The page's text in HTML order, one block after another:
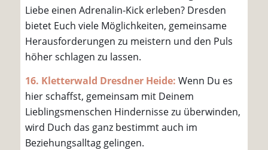
Liebe einen Adrenalin-Kick erleben? Dresden
bietet Euch viele Möglichkeiten, gemeinsame
Herausforderungen zu meistern und den Puls
höher schlagen zu lassen.
16. Kletterwald Dresdner Heide: Wenn Du es
hier schaffst, gemeinsam mit Deinem
Lieblingsmenschen Hindernisse zu überwinden,
wird Duch das ganz bestimmt auch im
Beziehungsalltag gelingen.